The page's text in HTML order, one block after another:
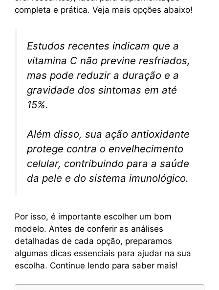
completa e prática. Veja mais opções abaixo!
Estudos recentes indicam que a
vitamina C não previne resfriados,
mas pode reduzir a duração e a
gravidade dos sintomas em até
15%.
Além disso, sua ação antioxidante
protege contra o envelhecimento
celular, contribuindo para a saúde
da pele e do sistema imunológico.
Por isso, é importante escolher um bom
modelo. Antes de conferir as análises
detalhadas de cada opção, preparamos
algumas dicas essenciais para ajudar na sua
escolha. Continue lendo para saber mais!